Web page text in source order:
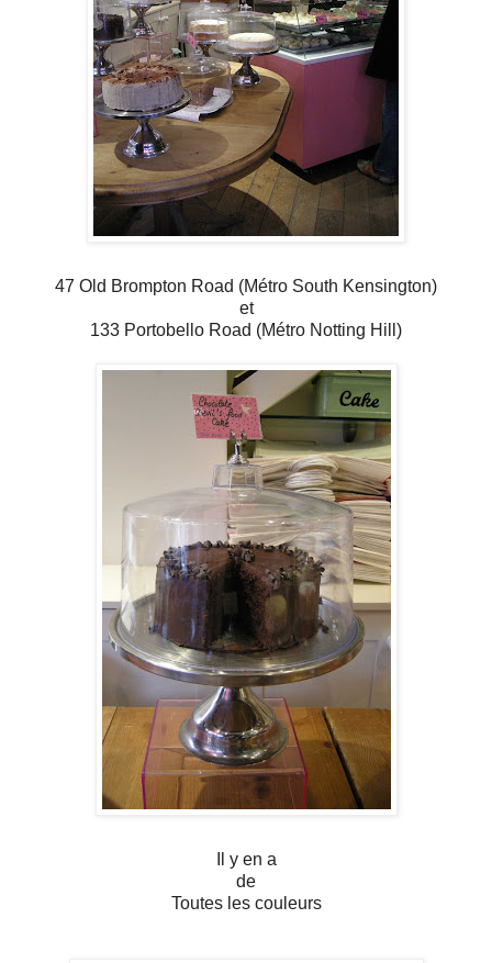
47 Old Brompton Road (Métro South Kensington)
et
133 Portobello Road (Métro Notting Hill)
Il y en a
de
Toutes les couleurs